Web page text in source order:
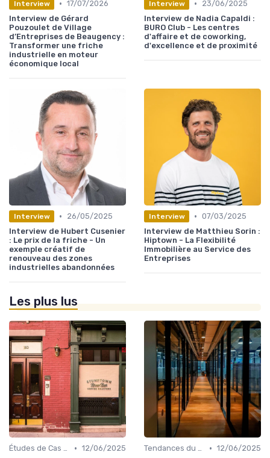
Interview • 17/07/2026
Interview de Gérard
Pouzoulet de Village
d’Entreprises de Beaugency :
Transformer une friche
industrielle en moteur
économique local
Interview •
23/06/2025
Interview de Nadia Capaldi :
BURO Club - Les centres
d'affaire et de coworking,
d'excellence et de proximité
Interview •
26/05/2025
Interview de Hubert Cusenier
: Le prix de la friche - Un
exemple créatif de
renouveau des zones
industrielles abandonnées
Interview • 07/03/2025
Interview de Matthieu Sorin :
Hiptown - La Flexibilité
Immobilière au Service des
Entreprises
Les plus lus
Études de Cas et Exemples de Réussite • 12/06/2025
Tendances du Marché Immobilier Commercial • 12/06/2025